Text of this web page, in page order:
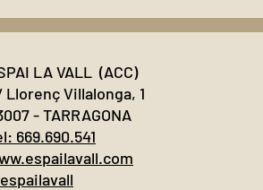
LA VALL (ACC)
Llorenç Villalonga, 1
- TARRAGONA
669.690.541